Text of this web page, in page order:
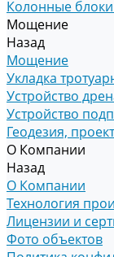
Колонные
Мощение
Назад
Мощение
Укладка
Устройство
Устройство
Геодезия,
О Компании
Назад
О Компании
Технология
Лицензии и
Фото объектов